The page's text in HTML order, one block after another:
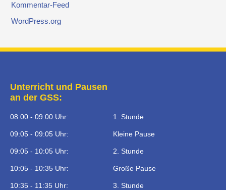
Kommentar-Feed
WordPress.org
Unterricht und Pausen
an der GSS:
08.00 - 09.00 Uhr: 1. Stunde
09:05 - 09:05 Uhr: Kleine Pause
09:05 - 10:05 Uhr: 2. Stunde
10:05 - 10:35 Uhr: Große Pause
10:35 - 11:35 Uhr: 3. Stunde